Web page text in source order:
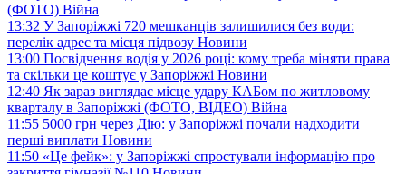
(ФОТО) Війна
13:32 У Запоріжжі 720 мешканців залишилися без води:
перелік адрес та місця підвозу Новини
13:00 Посвідчення водія у 2026 році: кому треба міняти права
та скільки це коштує у Запоріжжі Новини
12:40 Як зараз виглядає місце удару КАБом по житловому
кварталу в Запоріжжі (ФОТО, ВІДЕО) Війна
11:55 5000 грн через Дію: у Запоріжжі почали надходити
перші виплати Новини
11:50 «Це фейк»: у Запоріжжі спростували інформацію про